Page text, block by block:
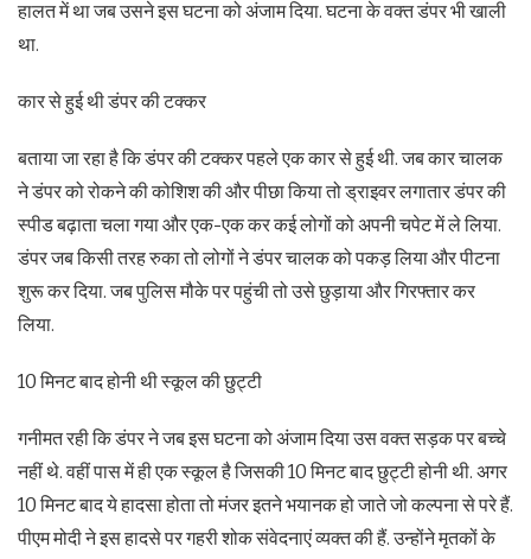
हालत में था जब उसने इस घटना को अंजाम दिया. घटना के वक्त डंपर भी खाली
था.
कार से हुई थी डंपर की टक्कर
बताया जा रहा है कि डंपर की टक्कर पहले एक कार से हुई थी. जब कार चालक
ने डंपर को रोकने की कोशिश की और पीछा किया तो ड्राइवर लगातार डंपर की
स्पीड बढ़ाता चला गया और एक-एक कर कई लोगों को अपनी चपेट में ले लिया.
डंपर जब किसी तरह रुका तो लोगों ने डंपर चालक को पकड़ लिया और पीटना
शुरू कर दिया. जब पुलिस मौके पर पहुंची तो उसे छुड़ाया और गिरफ्तार कर
लिया.
10 मिनट बाद होनी थी स्कूल की छुट्टी
गनीमत रही कि डंपर ने जब इस घटना को अंजाम दिया उस वक्त सड़क पर बच्चे
नहीं थे. वहीं पास में ही एक स्कूल है जिसकी 10 मिनट बाद छुट्टी होनी थी. अगर
10 मिनट बाद ये हादसा होता तो मंजर इतने भयानक हो जाते जो कल्पना से परे हैं.
पीएम मोदी ने इस हादसे पर गहरी शोक संवेदनाएं व्यक्त की हैं. उन्होंने मृतकों के